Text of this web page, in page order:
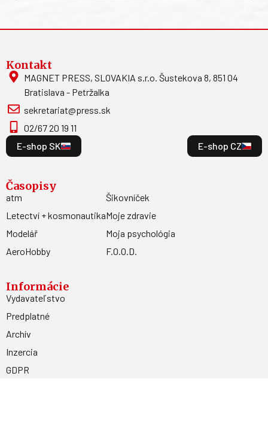
Kontakt
MAGNET PRESS, SLOVAKIA s.r.o. Šustekova 8, 851 04
Bratislava - Petržalka
sekretariat@press.sk
02/67 20 19 11
E-shop SK
E-shop CZ
Časopisy
atm
Letectví + kosmonautika
Modelář
AeroHobby
Šikovníček
Moje zdravie
Moja psychológia
F.O.O.D.
Informácie
Vydavateľstvo
Predplatné
Archív
Inzercia
GDPR